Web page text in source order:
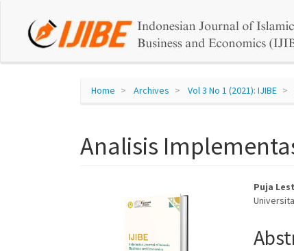
Quick
jump
to
Home Archives Vol 3 No 1 (2021): IJIBE
Analisis
Sidebar
Main
Puja